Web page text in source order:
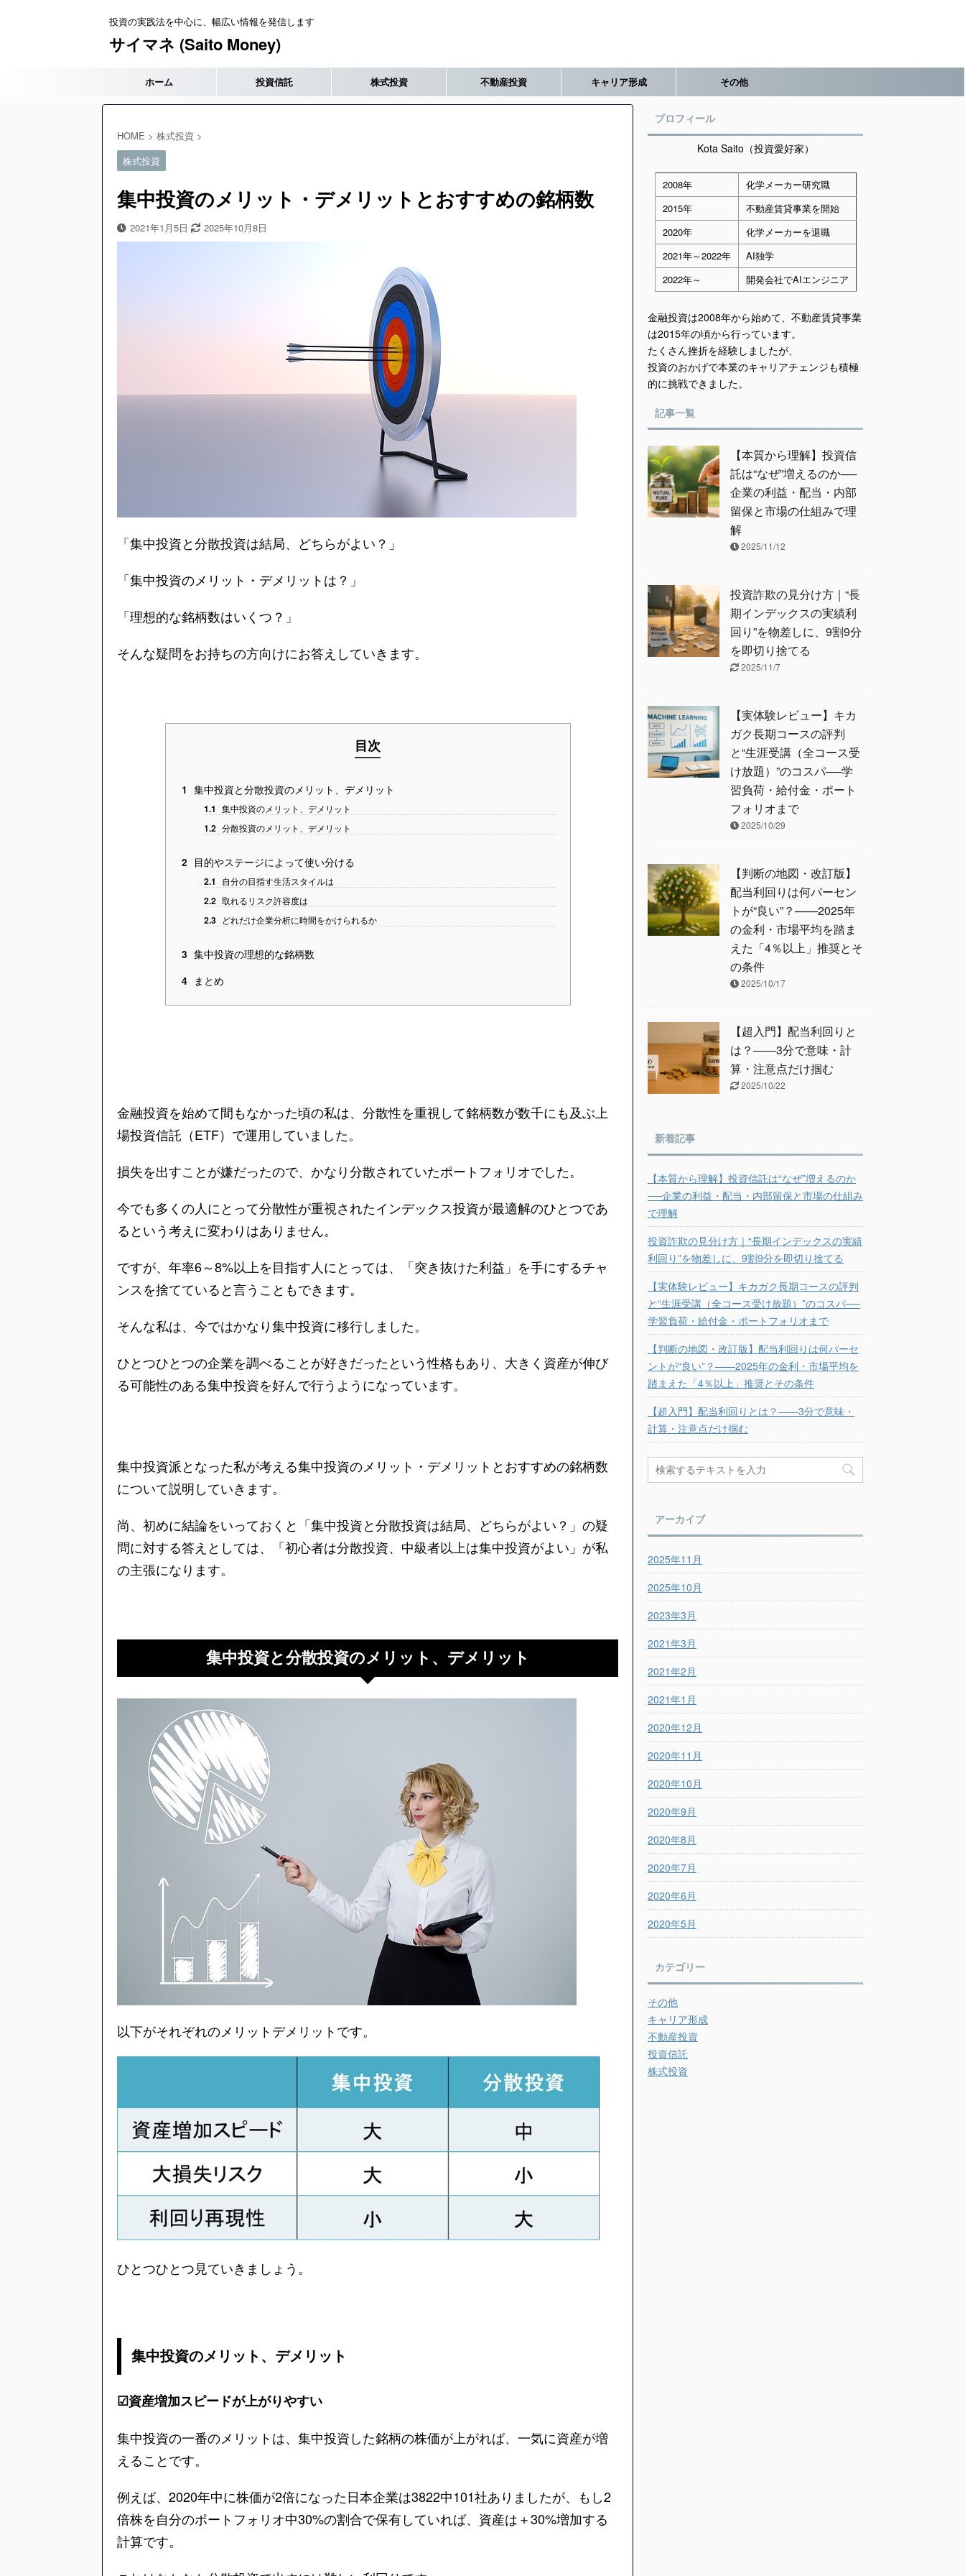
投資の実践法を中心に、幅広い情報を発信します
サイマネ (Saito Money)
ホーム 投資信託 株式投資 不動産投資 キャリア形成 その他
HOME > 株式投資 >
株式投資
集中投資のメリット・デメリットとおすすめの銘柄数
2021年1月5日 2025年10月8日
「集中投資と分散投資は結局、どちらがよい？」
「集中投資のメリット・デメリットは？」
「理想的な銘柄数はいくつ？」
そんな疑問をお持ちの方向けにお答えしていきます。
目次
1 集中投資と分散投資のメリット、デメリット
1.1 集中投資のメリット、デメリット
1.2 分散投資のメリット、デメリット
2 目的やステージによって使い分ける
2.1 自分の目指す生活スタイルは
2.2 取れるリスク許容度は
2.3 どれだけ企業分析に時間をかけられるか
3 集中投資の理想的な銘柄数
4 まとめ
金融投資を始めて間もなかった頃の私は、分散性を重視して銘柄数が数千にも及ぶ上
場投資信託（ETF）で運用していました。
損失を出すことが嫌だったので、かなり分散されていたポートフォリオでした。
今でも多くの人にとって分散性が重視されたインデックス投資が最適解のひとつであ
るという考えに変わりはありません。
ですが、年率6～8%以上を目指す人にとっては、「突き抜けた利益」を手にするチャ
ンスを捨てていると言うこともできます。
そんな私は、今ではかなり集中投資に移行しました。
ひとつひとつの企業を調べることが好きだったという性格もあり、大きく資産が伸び
る可能性のある集中投資を好んで行うようになっています。
集中投資派となった私が考える集中投資のメリット・デメリットとおすすめの銘柄数
について説明していきます。
尚、初めに結論をいっておくと「集中投資と分散投資は結局、どちらがよい？」の疑
問に対する答えとしては、「初心者は分散投資、中級者以上は集中投資がよい」が私
の主張になります。
集中投資と分散投資のメリット、デメリット
以下がそれぞれのメリットデメリットです。
ひとつひとつ見ていきましょう。
集中投資のメリット、デメリット
☑資産増加スピードが上がりやすい
集中投資の一番のメリットは、集中投資した銘柄の株価が上がれば、一気に資産が増
えることです。
例えば、2020年中に株価が2倍になった日本企業は3822中101社ありましたが、もし2
倍株を自分のポートフォリオ中30%の割合で保有していれば、資産は＋30%増加する
計算です。
プロフィール
Kota Saito（投資愛好家）
2008年
化学メーカー研究職
2015年
不動産賃貸事業を開始
2020年
化学メーカーを退職
2021年～2022年
AI独学
2022年～
開発会社でAIエンジニア
金融投資は2008年から始めて、不動産賃貸事業
は2015年の頃から行っています。
たくさん挫折を経験しましたが、
投資のおかげで本業のキャリアチェンジも積極
的に挑戦できました。
記事一覧
【本質から理解】投資信
託は“なぜ”増えるのか──
企業の利益・配当・内部
留保と市場の仕組みで理
解
2025/11/12
投資詐欺の見分け方｜“長
期インデックスの実績利
回り”を物差しに、9割9分
を即切り捨てる
2025/11/7
【実体験レビュー】キカ
ガク長期コースの評判
と“生涯受講（全コース受
け放題）”のコスパ──学
習負荷・給付金・ポート
フォリオまで
2025/10/29
【判断の地図・改訂版】
配当利回りは何パーセン
トが“良い”？——2025年
の金利・市場平均を踏ま
えた「4％以上」推奨とそ
の条件
2025/10/17
【超入門】配当利回りと
は？――3分で意味・計
算・注意点だけ掴む
2025/10/22
新着記事
【本質から理解】投資信託は“なぜ”増えるのか
──企業の利益・配当・内部留保と市場の仕組み
で理解
投資詐欺の見分け方｜“長期インデックスの実績
利回り”を物差しに、9割9分を即切り捨てる
【実体験レビュー】キカガク長期コースの評判
と“生涯受講（全コース受け放題）”のコスパ──
学習負荷・給付金・ポートフォリオまで
【判断の地図・改訂版】配当利回りは何パーセ
ントが“良い”？——2025年の金利・市場平均を
踏まえた「4％以上」推奨とその条件
【超入門】配当利回りとは？――3分で意味・
計算・注意点だけ掴む
アーカイブ
2025年11月
2025年10月
2023年3月
2021年3月
2021年2月
2021年1月
2020年12月
2020年11月
2020年10月
2020年9月
2020年8月
2020年7月
2020年6月
2020年5月
カテゴリー
その他
キャリア形成
不動産投資
投資信託
株式投資